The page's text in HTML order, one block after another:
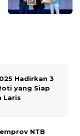
Hadirkan 3
yang Siap
Laris
NTB